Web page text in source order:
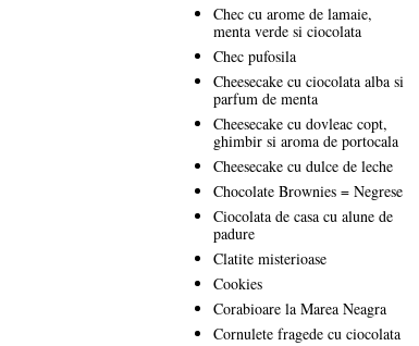
Chec cu arome de lamaie,
menta verde si ciocolata
Chec pufosila
Cheesecake cu ciocolata alba si
parfum de menta
Cheesecake cu dovleac copt,
ghimbir si aroma de portocala
Cheesecake cu dulce de leche
Chocolate Brownies = Negrese
Ciocolata de casa cu alune de
padure
Clatite misterioase
Cookies
Corabioare la Marea Neagra
Cornulete fragede cu ciocolata